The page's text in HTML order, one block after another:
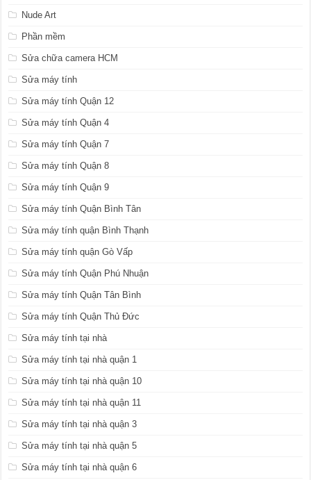
Nude Art
Phần mềm
Sửa chữa camera HCM
Sửa máy tính
Sửa máy tính Quận 12
Sửa máy tính Quận 4
Sửa máy tính Quận 7
Sửa máy tính Quận 8
Sửa máy tính Quận 9
Sửa máy tính Quận Bình Tân
Sửa máy tính quận Bình Thạnh
Sửa máy tính quận Gò Vấp
Sửa máy tính Quận Phú Nhuận
Sửa máy tính Quận Tân Bình
Sửa máy tính Quận Thủ Đức
Sửa máy tính tại nhà
Sửa máy tính tại nhà quận 1
Sửa máy tính tại nhà quận 10
Sửa máy tính tại nhà quận 11
Sửa máy tính tại nhà quận 3
Sửa máy tính tại nhà quận 5
Sửa máy tính tại nhà quận 6